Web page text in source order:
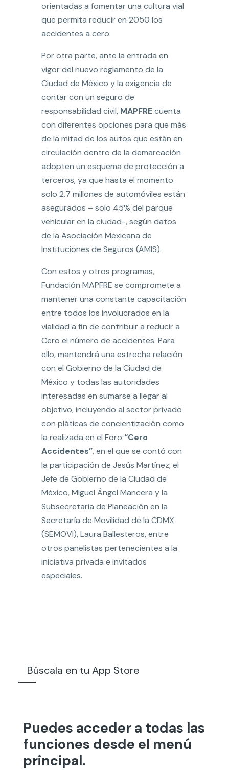
orientadas a fomentar una cultura vial
que permita reducir en 2050 los
accidentes a cero.
Por otra parte, ante la entrada en
vigor del nuevo reglamento de la
Ciudad de México y la exigencia de
contar con un seguro de
responsabilidad civil, MAPFREcuenta
con diferentes opciones para que más
de la mitad de los autos que están en
circulación dentro de la demarcación
adopten un esquema de protección a
terceros, ya que hasta el momento
solo 2.7 millones de automóviles están
asegurados – solo 45% del parque
vehicular en la ciudad-, según datos
de la Asociación Mexicana de
Instituciones de Seguros (AMIS).
Con estos y otros programas,
Fundación MAPFRE se compromete a
mantener una constante capacitación
entre todos los involucrados en la
vialidad a fin de contribuir a reducir a
Cero el número de accidentes. Para
ello, mantendrá una estrecha relación
con el Gobierno de la Ciudad de
México y todas las autoridades
interesadas en sumarse a llegar al
objetivo, incluyendo al sector privado
con pláticas de concientización como
la realizada en el Foro “Cero
Accidentes”, en el que se contó con
la participación de Jesús Martínez; el
Jefe de Gobierno de la Ciudad de
México, Miguel Ángel Mancera y la
Subsecretaria de Planeación en la
Secretaría de Movilidad de la CDMX
(SEMOVI), Laura Ballesteros, entre
otros panelistas pertenecientes a la
iniciativa privada e invitados
especiales.
Búscala en tu App Store
Puedes acceder a todas las
funciones desde el menú
principal.